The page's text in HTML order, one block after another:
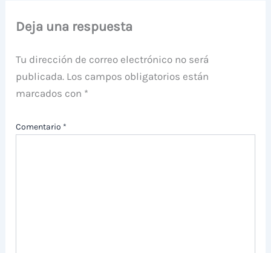
Deja una respuesta
Tu dirección de correo electrónico no será
publicada. Los campos obligatorios están
marcados con *
Comentario *